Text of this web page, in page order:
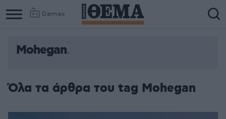
Games
Mohegan
Όλα τα άρθρα του tag Mohegan